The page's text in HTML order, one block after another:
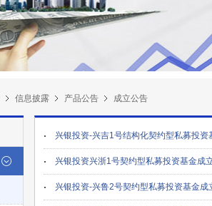
信息披露 产品公告 成立公告
兴银投资-兴吉1号结构化契约型私募投资
兴银投资兴浙1号契约型私募投资基金成
兴银投资-兴鲁2号契约型私募投资基金成